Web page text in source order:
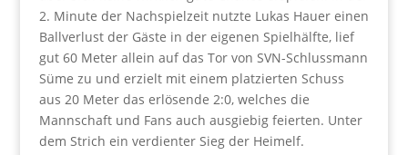
2. Minute der Nachspielzeit nutzte Lukas Hauer einen
Ballverlust der Gäste in der eigenen Spielhälfte, lief
gut 60 Meter allein auf das Tor von SVN-Schlussmann
Süme zu und erzielt mit einem platzierten Schuss
aus 20 Meter das erlösende 2:0, welches die
Mannschaft und Fans auch ausgiebig feierten. Unter
dem Strich ein verdienter Sieg der Heimelf.